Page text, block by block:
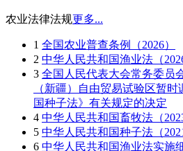
农业法律法规更多...
1 全国农业普查条例（2026）
2 中华人民共和国渔业法（
3 全国人民代表大会常务委员
（新疆）自由贸易试验区暂
国种子法》有关规定的决定
4 中华人民共和国畜牧法（
5 中华人民共和国种子法（
6 中华人民共和国渔业法实施